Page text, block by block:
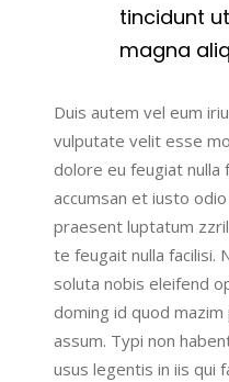
tincidunt
magna
Duis autem vel eum
vulputate velit esse
dolore eu feugiat
accumsan et iusto
praesent luptatum
te feugait nulla facilisi.
soluta nobis eleifend
doming id quod
assum. Typi non
usus legentis in iis qui